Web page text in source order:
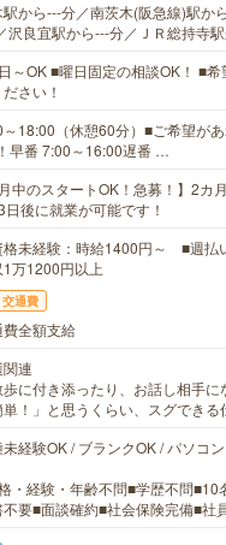
駅から---分／南茨木(阪急線)駅か
沢良宜駅から---分／ＪＲ総持寺
～OK ■曜日固定の相談OK！ ■
さい！
18:00（休憩60分）■ご希望が
早番 7:00～16:00遅番 …
月中のスタートOK！急募！】2
日後に就業が可能です！
格未経験：時給1400円～ ■週
1万1200円以上
交通費
費全額支給
連
に付き添ったり、お話し相手
単！」と思うくらい、スグでき
経験OK / ブランクOK / パソコ
・経験・年齢不問■学歴不問■10
不要■面談確約■社会保険完備■社